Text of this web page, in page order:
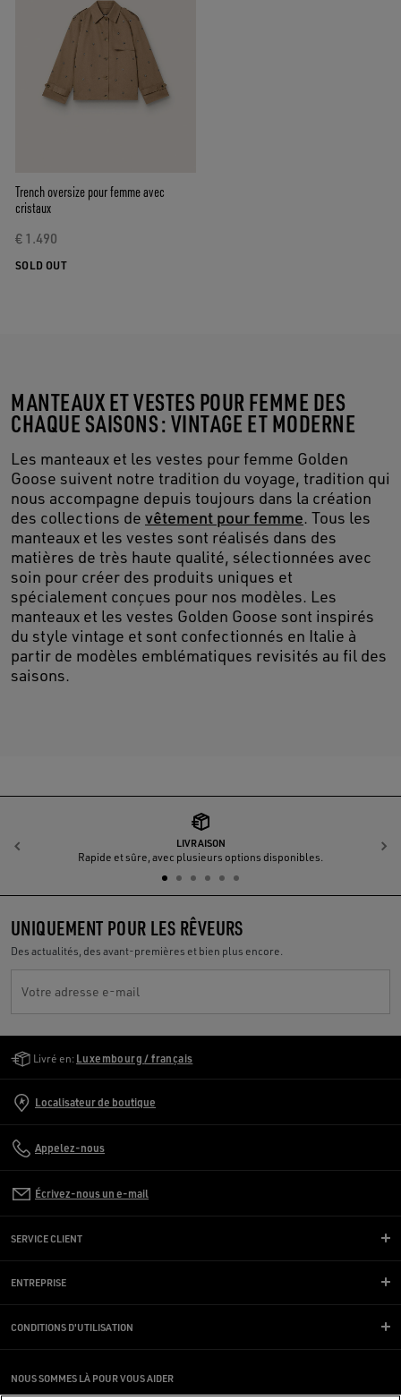
Trench oversize pour femme avec
cristaux
€ 1.490
SOLD OUT
MANTEAUX ET VESTES POUR FEMME DES
CHAQUE SAISONS : VINTAGE ET MODERNE
Les manteaux et les vestes pour femme Golden
Goose suivent notre tradition du voyage, tradition qui
nous accompagne depuis toujours dans la création
des collections de vêtement pour femme. Tous les
manteaux et les vestes sont réalisés dans des
matières de très haute qualité, sélectionnées avec
soin pour créer des produits uniques et
spécialement conçues pour nos modèles. Les
manteaux et les vestes Golden Goose sont inspirés
du style vintage et sont confectionnés en Italie à
partir de modèles emblématiques revisités au fil des
saisons.
LIVRAISON
Rapide et sûre, avec plusieurs options disponibles.
Précédent
UNIQUEMENT POUR LES RÊVEURS
Des actualités, des avant-premières et bien plus encore.
Votre adresse e-mail
Livré en: Luxembourg / français
Localisateur de boutique
Appelez-nous
Écrivez-nous un e-mail
SERVICE CLIENT
ENTREPRISE
CONDITIONS D'UTILISATION
NOUS SOMMES LÀ POUR VOUS AIDER